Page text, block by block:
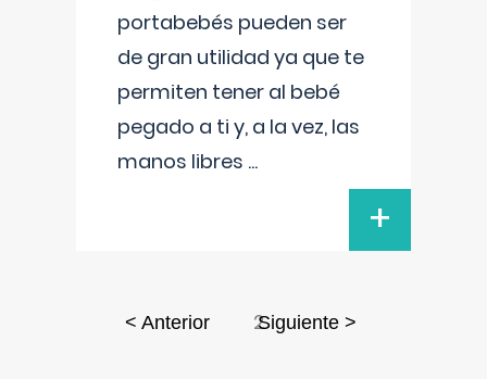
portabebés pueden ser
de gran utilidad ya que te
permiten tener al bebé
pegado a ti y, a la vez, las
manos libres ...
+
< Anterior 2Siguiente >